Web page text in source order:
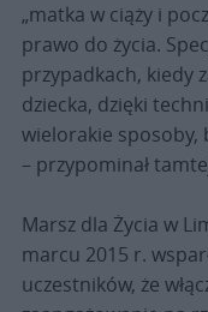
„matka w ciąży i
prawo do życia.
przypadkach, kiedy
dziecka, dzięki
wielorakie sposoby,
– przypominał
Marsz dla Życia w
marcu 2015 r.
uczestników, że